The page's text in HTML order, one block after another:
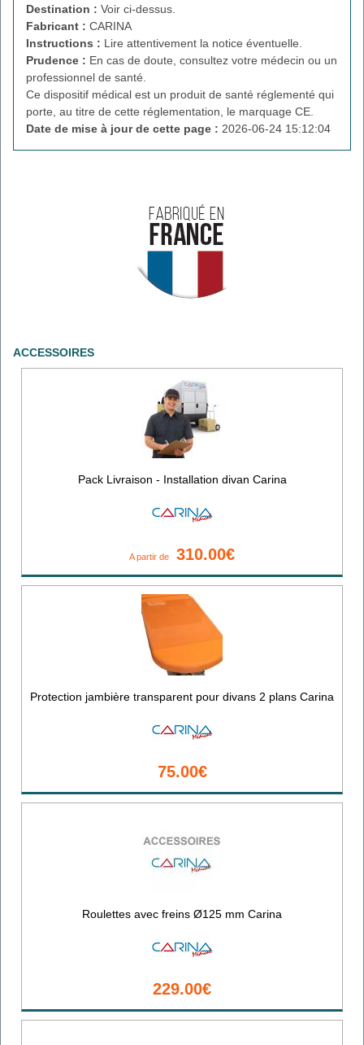
Destination : Voir ci-dessus.
Fabricant : CARINA
Instructions : Lire attentivement la notice éventuelle.
Prudence : En cas de doute, consultez votre médecin ou un
professionnel de santé.
Ce dispositif médical est un produit de santé réglementé qui
porte, au titre de cette réglementation, le marquage CE.
Date de mise à jour de cette page : 2026-06-24 15:12:04
ACCESSOIRES
Pack Livraison - Installation divan Carina
A partir de 310.00€
Protection jambière transparent pour divans 2 plans Carina
75.00€
Roulettes avec freins Ø125 mm Carina
229.00€